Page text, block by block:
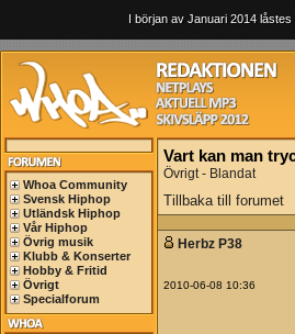
I början av Januari 2014
Whoa Community
Svensk Hiphop
Utländsk Hiphop
Vår Hiphop
Övrig musik
Klubb & Konserter
Hobby & Fritid
Övrigt
Specialforum
Vart kan man
Övrigt - Blandat
Tillbaka till forumet
Herbz P38
2010-06-08 10:36